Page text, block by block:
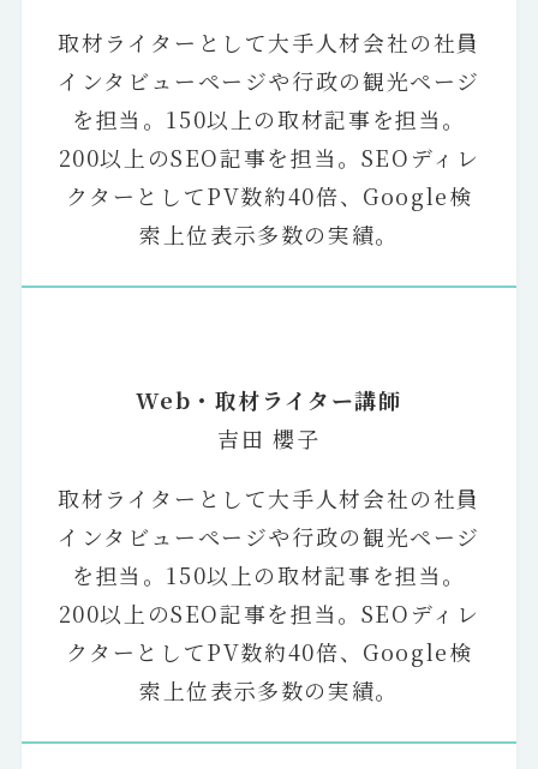
取材ライターとして大手人材会社の社員
インタビューページや行政の観光ページ
を担当。150以上の取材記事を担当。
200以上のSEO記事を担当。SEOディレ
クターとしてPV数約40倍、Google検
索上位表示多数の実績。
Web・取材ライター講師
吉田 櫻子
取材ライターとして大手人材会社の社員
インタビューページや行政の観光ページ
を担当。150以上の取材記事を担当。
200以上のSEO記事を担当。SEOディレ
クターとしてPV数約40倍、Google検
索上位表示多数の実績。